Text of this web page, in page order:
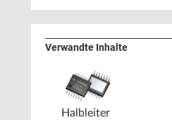
Verwandte Inhalte
Halbleiter